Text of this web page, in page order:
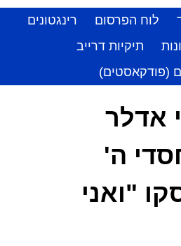
לוח הפרסום
רינגטונים
תיקיות דרייב
(פודקאסטים)
אדלר
ה'
"ואני